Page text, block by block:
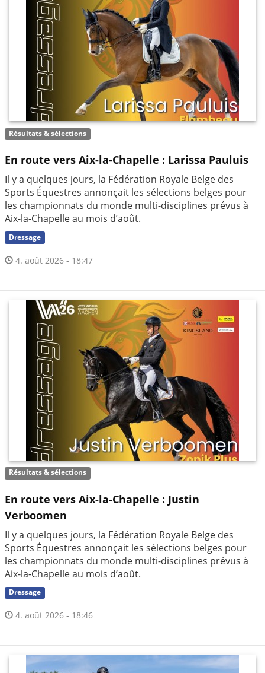
Résultats & sélections
En route vers Aix-la-Chapelle : Larissa Pauluis
Il y a quelques jours, la Fédération Royale Belge des
Sports Équestres annonçait les sélections belges pour
les championnats du monde multi-disciplines prévus à
Aix-la-Chapelle au mois d’août.
Dressage
4. août 2026 - 18:47
Résultats & sélections
En route vers Aix-la-Chapelle : Justin
Verboomen
Il y a quelques jours, la Fédération Royale Belge des
Sports Équestres annonçait les sélections belges pour
les championnats du monde multi-disciplines prévus à
Aix-la-Chapelle au mois d’août.
Dressage
4. août 2026 - 18:46